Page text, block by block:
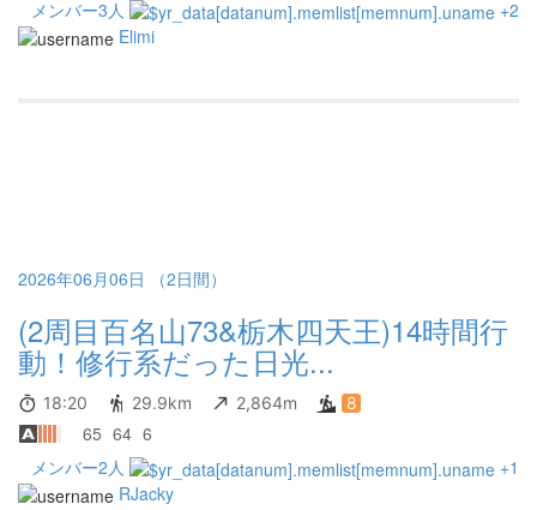
メンバー3人
+2
Elimi
2026年06月06日 （2日間）
(2周目百名山73&栃木四天王)14時間行
動！修行系だった日光...
18:20 29.9km 2,864m 8
65 64 6
メンバー2人
+1
RJacky